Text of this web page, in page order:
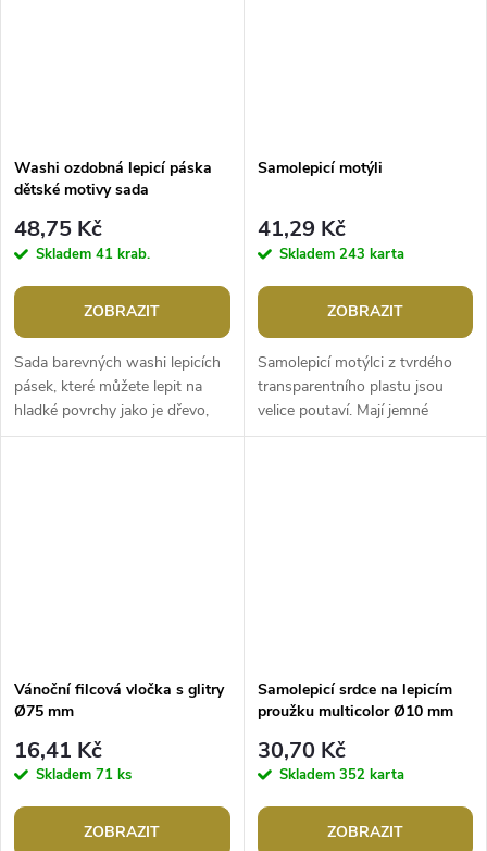
Washi ozdobná lepicí páska
dětské motivy sada
48,75 Kč
Skladem 41 krab.
ZOBRAZIT
Sada barevných washi lepicích
pásek, které můžete lepit na
hladké povrchy jako je dřevo,
plast, papír, sklo, atd. je
Samolepicí motýli
41,29 Kč
Skladem 243 karta
ZOBRAZIT
Samolepicí motýlci z tvrdého
transparentního plastu jsou
velice poutaví. Mají jemné
probarvení se zlatým potiskem
Vánoční filcová vločka s glitry
Ø75 mm
16,41 Kč
Skladem 71 ks
ZOBRAZIT
Samolepicí srdce na lepicím
proužku multicolor Ø10 mm
30,70 Kč
Skladem 352 karta
ZOBRAZIT